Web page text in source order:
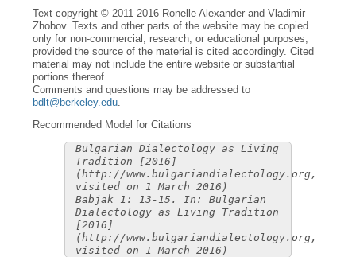
Text copyright © 2011-2016 Ronelle Alexander and Vladimir
Zhobov. Texts and other parts of the website may be copied
only for non-commercial, research, or educational purposes,
provided the source of the material is cited accordingly. Cited
material may not include the entire website or substantial
portions thereof.
Comments and questions may be addressed to
bdlt@berkeley.edu.
Recommended Model for Citations
Bulgarian Dialectology as Living
Tradition [2016]
(http://www.bulgariandialectology.org,
visited on 1 March 2016)
Babjak 1: 13-15. In: Bulgarian
Dialectology as Living Tradition
[2016]
(http://www.bulgariandialectology.org,
visited on 1 March 2016)